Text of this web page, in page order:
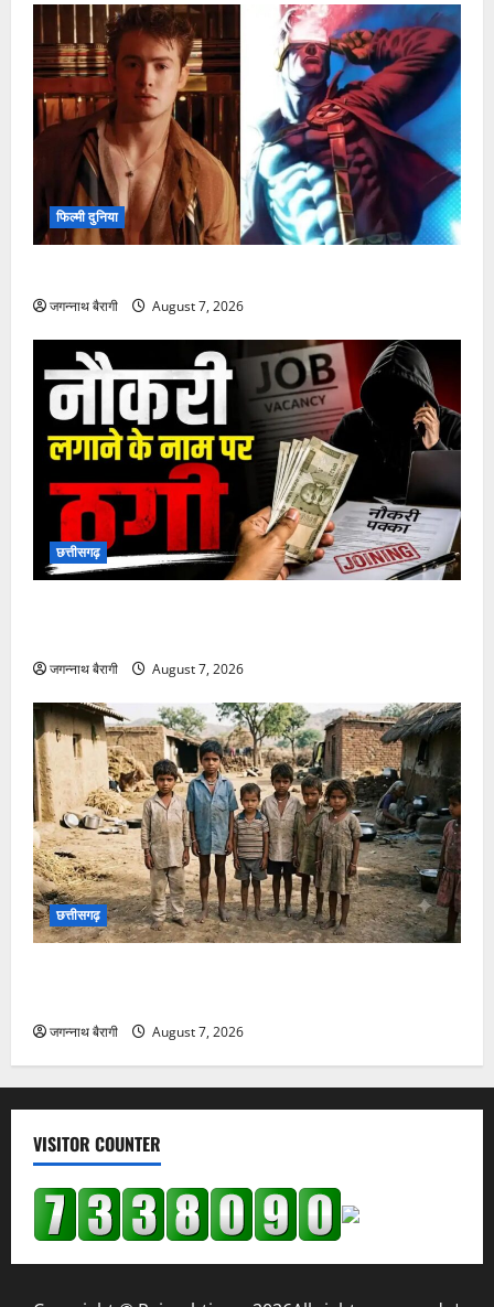
धार्मिक खबर
हरियाली तीज 2026: जानें इस खास पर्व की पूजा विधि और
जगन्नाथ बैरागी August 7, 2026
फिल्मी दुनिया
किट कॉनर की एंट्री से नई X-Men फिल्म में बढ़ा उत्साह…
जगन्नाथ बैरागी August 7, 2026
छत्तीसगढ़
छत्तीसगढ़:शिक्षक की नौकरी लगाने के नाम पर ठगी: चार लोगों
को लगाया 9 लाख का चूना, पुलिस से की कार्रवाई की मांग…
जगन्नाथ बैरागी August 7, 2026
छत्तीसगढ़
छत्तीसगढ़ में बाल श्रम पर एक्शन… 7 नाबालिग बच्चों का रेस्क्यू,
मशरूम फैक्ट्री में ले जाने की थी तैयारी…